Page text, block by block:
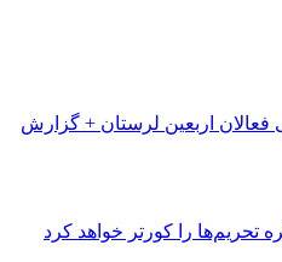
فعالان اربعین لرستان + گزارش
تحریم‌ها را کورتر خواهد کرد